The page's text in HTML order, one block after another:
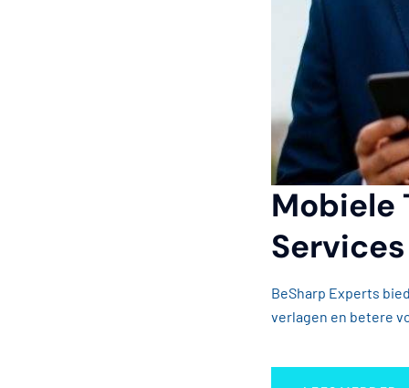
Mobiele
Services
BeSharp Experts
verlagen en betere